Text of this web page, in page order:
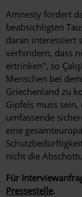
Amnesty fordert
beabsichtigten
daran interessiert
verhindern, dass
ertrinken", so
Menschen bei
Griechenland zu
Gipfels muss
umfassende
eine
nicht die
Für
Pressestelle.